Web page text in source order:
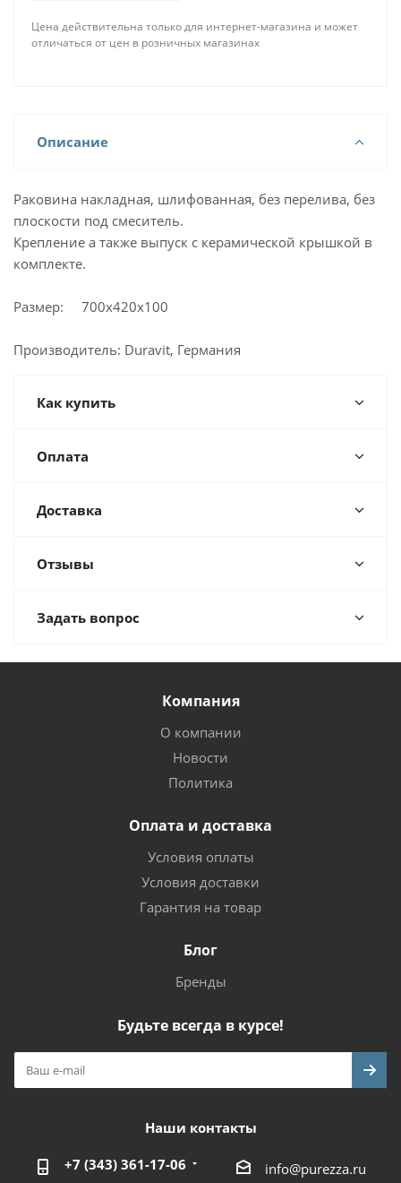
Цена действительна только для интернет-магазина и может
отличаться от цен в розничных магазинах
Описание
Раковина накладная, шлифованная, без перелива, без
плоскости под смеситель.
Крепление а также выпуск с керамической крышкой в
комплекте.
Размер: 700х420х100
Производитель: Duravit, Германия
Как купить
Оплата
Доставка
Отзывы
Задать вопрос
Компания
О компании
Новости
Политика
Оплата и доставка
Условия оплаты
Условия доставки
Гарантия на товар
Блог
Бренды
Будьте всегда в курсе!
Наши контакты
+7 (343) 361-17-06 info@purezza.ru